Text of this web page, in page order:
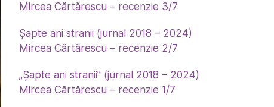
Mircea Cărtărescu – recenzie 3/7
Șapte ani stranii (jurnal 2018 – 2024)
Mircea Cărtărescu – recenzie 2/7
„Șapte ani stranii” (jurnal 2018 – 2024)
Mircea Cărtărescu – recenzie 1/7